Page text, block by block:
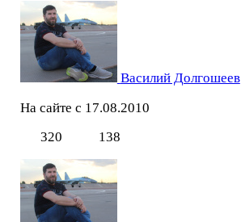
Василий Долгошеев
На сайте с 17.08.2010
320
138